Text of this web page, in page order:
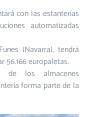
con las estanterías
automatizadas
(Navarra), tendrá
56.166 europaletas.
de los almacenes
forma parte de la